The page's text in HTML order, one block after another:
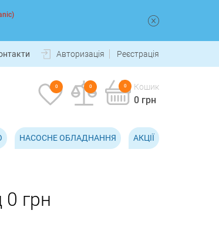
Авторизація Реєстрація
0 0 0 Кошик
0 грн
НАСОСНЕ ОБЛАДНАННЯ АКЦІЇ
0 грн